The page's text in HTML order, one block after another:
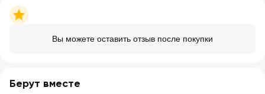
Вы можете оставить отзыв после покупки
Берут вместе